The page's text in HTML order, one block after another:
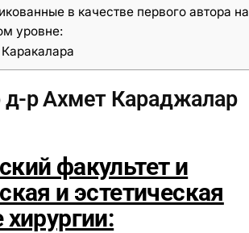
в качестве первого автора на
уровне:
д-р Ахмет Караджалар
факультет и
и эстетическая